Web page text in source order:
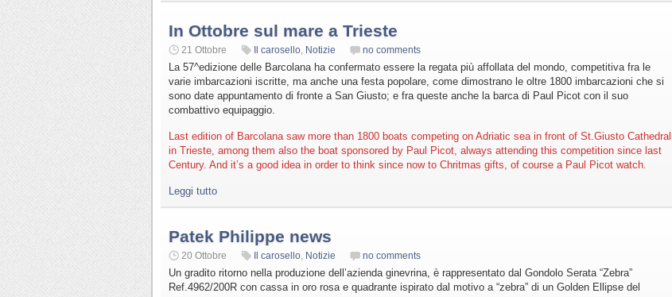
In Ottobre sul mare a Trieste
21 Ottobre Il carosello Notizie no comments
La 57^edizione delle Barcolana ha confermato essere la regata più affollata del mondo, competitiva fra le
varie imbarcazioni iscritte, ma anche una festa popolare, come dimostrano le oltre 1800 imbarcazioni che si
sono date appuntamento di fronte a San Giusto; e fra queste anche la barca di Paul Picot con il suo
combattivo equipaggio.
Last edition of Barcolana saw more than 1800 boats competing on Adriatic sea in front of St.Giusto Cathedral
in Trieste, among them also the boat sponsored by Paul Picot, always attending this competition since last
Century. And it’s a good idea in order to think since now to Chritmas gifts, of course a Paul Picot watch.
Leggi tutto
Patek Philippe news
20 Ottobre Il carosello Notizie no comments
Un gradito ritorno nella produzione dell’azienda ginevrina, è rappresentato dal Gondolo Serata “Zebra”
Ref.4962/200R con cassa in oro rosa e quadrante ispirato dal motivo a “zebra” di un Golden Ellipse del